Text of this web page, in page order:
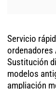
Servicio
ordenadores
Sustitución
modelos
ampliación